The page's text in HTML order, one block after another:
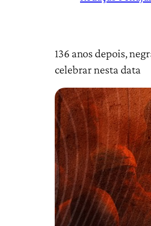
136 anos depois,
celebrar nesta data